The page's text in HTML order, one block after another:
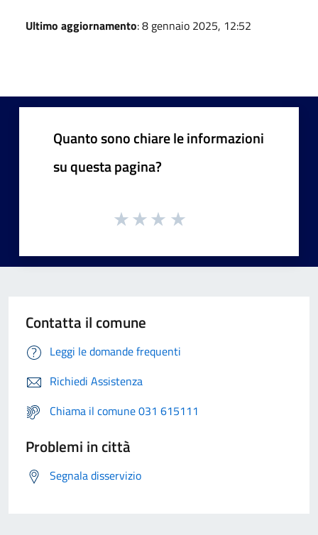
Ultimo aggiornamento: 8 gennaio 2025, 12:52
Quanto sono chiare le informazioni
su questa pagina?
Contatta il comune
Leggi le domande frequenti
Richiedi Assistenza
Chiama il comune 031 615111
Problemi in città
Segnala disservizio